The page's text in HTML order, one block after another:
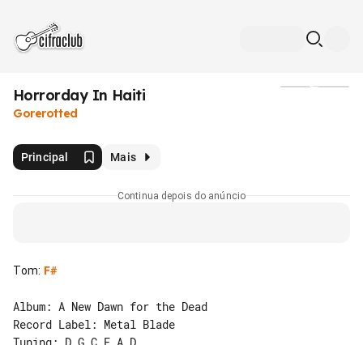
Horrorday In Haiti
Gorerotted
Principal Mais
Continua depois do anúncio
Tom: F#
Album: A New Dawn for the Dead
Record Label: Metal Blade